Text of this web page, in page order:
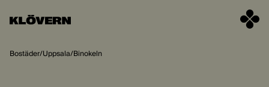
Bostäder/Uppsala/Binokeln